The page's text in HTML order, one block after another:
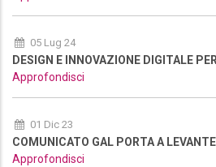
05 Lug 24
DESIGN E INNOVAZIONE DIGITALE
Approfondisci
01 Dic 23
COMUNICATO GAL PORTA A LEVANTE
Approfondisci